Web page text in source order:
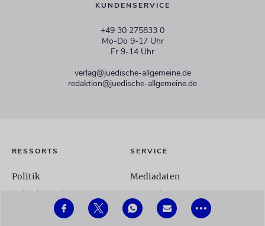
•••
KUNDENSERVICE
+49 30 275833 0
Mo-Do 9-17 Uhr
Fr 9-14 Uhr
verlag@juedische-allgemeine.de
redaktion@juedische-allgemeine.de
RESSORTS
Politik
Jüdische Welt
SERVICE
Mediadaten
Fotogalerien
Autoren